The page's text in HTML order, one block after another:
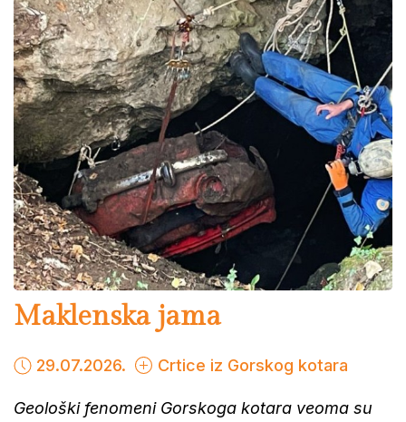
Maklenska jama
29.07.2026. Crtice iz Gorskog kotara
Geološki fenomeni Gorskoga kotara veoma su